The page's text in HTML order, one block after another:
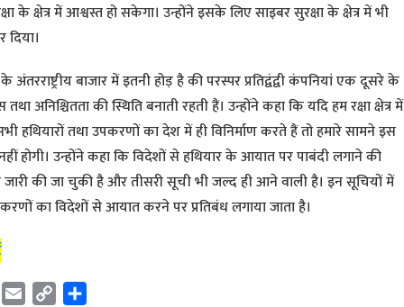
के क्षेत्र में आश्वस्त हो सकेगा। उन्होंने इसके लिए साइबर सुरक्षा के क्षेत्र में भी
अंतरराष्ट्रीय बाजार में इतनी होड़ है की परस्पर प्रतिद्वंद्वी कंपनियां एक दूसरे के
अनिश्चितता की स्थिति बनाती रहती हैं। उन्होंने कहा कि यदि हम रक्षा क्षेत्र में
हथियारों तथा उपकरणों का देश में ही विनिर्माण करते हैं तो हमारे सामने इस
होगी। उन्होंने कहा कि विदेशों से हथियार के आयात पर पाबंदी लगाने की
की जा चुकी है और तीसरी सूची भी जल्द ही आने वाली है। इन सूचियों में
का विदेशों से आयात करने पर प्रतिबंध लगाया जाता है।